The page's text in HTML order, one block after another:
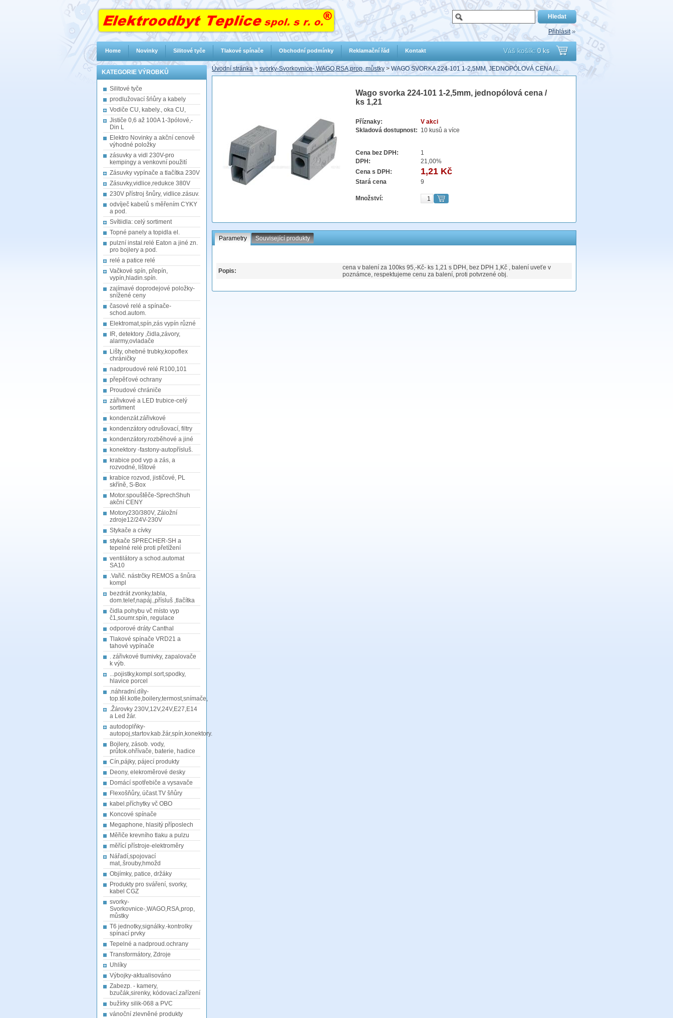
Váš košík: 0 ks
KATEGORIE VÝROBKŮ
Silitové tyče
prodlužovací šńůry a kabely
Vodiče CU, kabely., oka CU,
Jističe 0,6 až 100A 1-3pólové,-
Din L
Elektro Novinky a akční cenově
výhodné položky
zásuvky a vidl 230V-pro
kempingy a venkovní použití
Zásuvky vypínače a tlačítka 230V
Zásuvky,vidlice,redukce 380V
230V přístroj šnůry, vidlice.zásuv.
odvíječ kabelů s měřením CYKY
a pod.
Svítiidla: celý sortiment
Topné panely a topidla el.
pulzní instal.relé Eaton a jiné zn.
pro bojlery a pod.
relé a patice relé
Vačkové spín, přepín,
vypín,hladin.spín.
zajímavé doprodejové položky-
snížené ceny
časové relé a spínače-
schod.autom.
Elektromat,spín,zás vypín různé
IR, detektory ,čidla,závory,
alarmy,ovladače
Lišty, ohebné trubky,kopoflex
chráničky
nadproudové relé R100,101
přepěťové ochrany
Proudové chrániče
zářivkové a LED trubice-celý
sortiment
kondenzát.zářivkové
kondenzátory odrušovací, filtry
kondenzátory.rozběhové a jiné
konektory -fastony-autopřísluš.
krabice pod vyp a zás, a
rozvodné, lištové
krabice rozvod, jističové, PL
skříně, S-Box
Motor.spouštěče-SprechShuh
akční CENY
Motory230/380V, Záložní
zdroje12/24V-230V
Stykače a cívky
stykače SPRECHER-SH a
tepelné relé proti přetížení
ventilátory a schod.automat
SA10
.Vařič. nástrčky REMOS a šnůra
kompl
bezdrát zvonky,tabla,
dom.telef,napáj.,přísluš ,tlačítka
čidla pohybu vč místo vyp
č1,soumr.spín, regulace
odporové dráty Canthal
Tlakové spínače VRD21 a
tahové vypínače
. zářivkové tlumivky, zapalovače
k výb.
...pojistky,kompl.sort,spodky,
hlavice porcel
.náhradní.díly-
top.těl.kotle,boilery,termost,snímače,
.Žárovky 230V,12V,24V,E27,E14
a Led žár.
autodoplňky-
autopoj,startov.kab.žár,spín,konektory.
Bojlery, zásob. vody,
průtok.ohřívače, baterie, hadice
Cín,pájky, pájecí produkty
Deony, elekroměrové desky
Domácí spotřebiče a vysavače
Flexošňůry, účast.TV šňůry
kabel.příchytky vč OBO
Koncové spínače
Megaphone, hlasitý příposlech
Měřiče krevního tlaku a pulzu
měřící přístroje-elektroměry
Nářadí,spojovací
mat,.šrouby,hmožd
Objímky, patice, držáky
Produkty pro sváření, svorky,
kabel CGZ
svorky-
Svorkovnice-,WAGO,RSA,prop,
můstky
T6 jednotky,signálky.-kontrolky
spínací prvky
Tepelné a nadproud.ochrany
Transformátory, Zdroje
Uhlíky
Výbojky-aktualisováno
Zabezp. - kamery,
bzučák,sirenky, kódovací.zařízení
bužírky silik-068 a PVC
vánoční zlevněné produkty
Přihlásit
Úvodní stránka > svorky-Svorkovnice-,WAGO,RSA,prop, můstky > WAGO SVORKA 224-101 1-2,5MM, JEDNOPÓLOVÁ CENA /…
Wago svorka 224-101 1-2,5mm, jednopólová cena /
ks 1,21
Příznaky:
V akci
Skladová dostupnost: 10 kusů a více
Cena bez DPH:
1
DPH:
21,00%
Cena s DPH:
1,21 Kč
Stará cena 9
Množství:
Parametry Související produkty
Popis:
cena v balení za 100ks 95,-Kč- ks 1,21 s DPH, bez DPH 1,Kč , balení uveťe v
poznámce, respektujeme cenu za balení, proti potvrzené obj.
Home Novinky Silitové tyče Tlakové spínače Obchodní podmínky Reklamační řád Kontakt